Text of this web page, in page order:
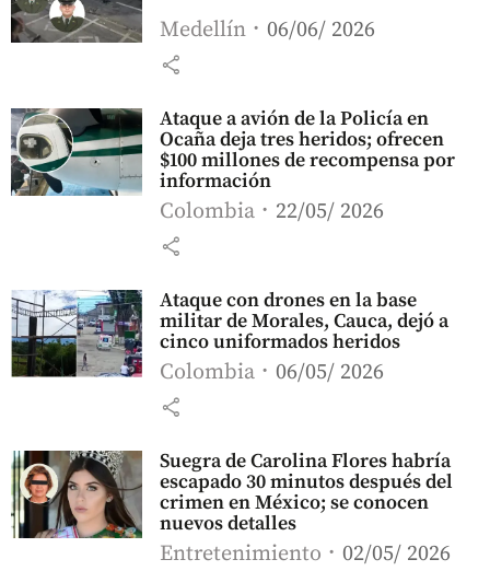
Medellín 06/06/ 2026
share
Ataque a avión de la Policía en
Ocaña deja tres heridos; ofrecen
$100 millones de recompensa por
información
Colombia 22/05/ 2026
share
Ataque con drones en la base
militar de Morales, Cauca, dejó a
cinco uniformados heridos
Colombia 06/05/ 2026
share
Suegra de Carolina Flores habría
escapado 30 minutos después del
crimen en México; se conocen
nuevos detalles
Entretenimiento 02/05/ 2026